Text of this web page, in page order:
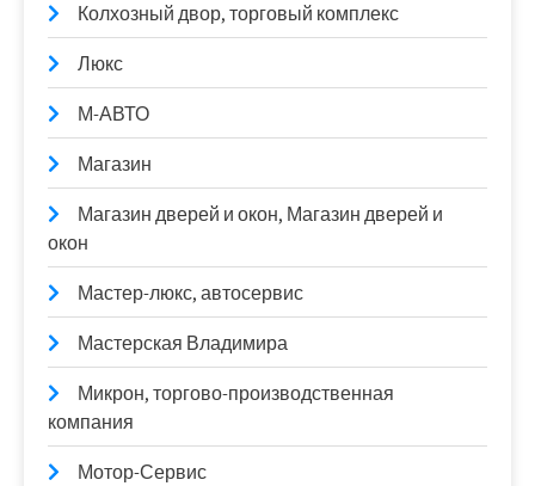
Колхозный двор, торговый комплекс
Люкс
М-АВТО
Магазин
Магазин дверей и окон, Магазин дверей и
окон
Мастер-люкс, автосервис
Мастерская Владимира
Микрон, торгово-производственная
компания
Мотор-Сервис